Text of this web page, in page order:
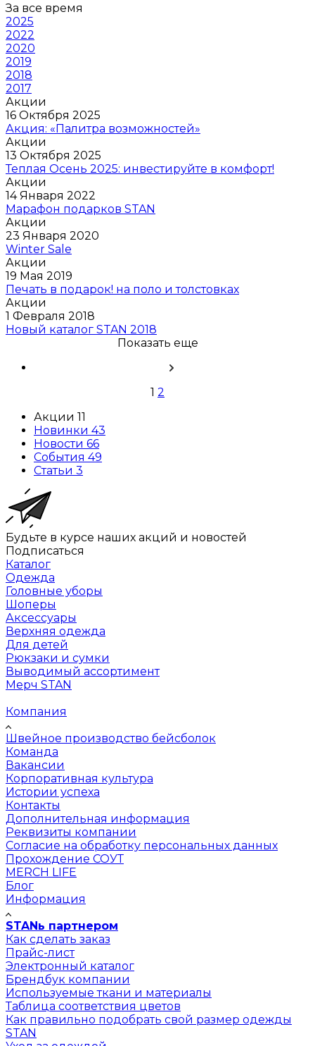
За все время
2025
2022
2020
2019
2018
2017
Акции
16 Октября 2025
Акция: «Палитра возможностей»
Акции
13 Октября 2025
Теплая Осень 2025: инвестируйте в комфорт!
Акции
14 Января 2022
Марафон подарков STAN
Акции
23 Января 2020
Winter Sale
Акции
19 Мая 2019
Печать в подарок! на поло и толстовках
Акции
1 Февраля 2018
Новый каталог STAN 2018
Показать еще
1 2
Акции 11
Новинки 43
Новости 66
События 49
Статьи 3
Будьте в курсе наших акций и новостей
Подписаться
Каталог
Одежда
Головные уборы
Шоперы
Аксессуары
Верхняя одежда
Для детей
Рюкзаки и сумки
Выводимый ассортимент
Мерч STAN
Компания
Швейное производство бейсболок
Команда
Вакансии
Корпоративная культура
Истории успеха
Контакты
Дополнительная информация
Реквизиты компании
Согласие на обработку персональных данных
Прохождение СОУТ
MERCH LIFE
Блог
Информация
STANь партнером
Как сделать заказ
Прайс-лист
Электронный каталог
Брендбук компании
Используемые ткани и материалы
Таблица соответствия цветов
Как правильно подобрать свой размер одежды
STAN